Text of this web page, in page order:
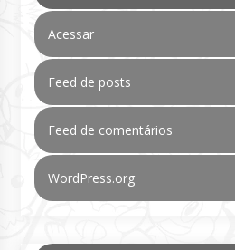
Acessar
Feed de posts
Feed de comentários
WordPress.org